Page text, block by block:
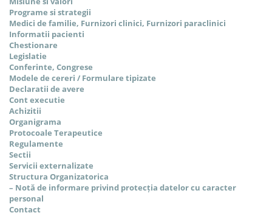
Programe si strategii
Medici de familie, Furnizori clinici, Furnizori paraclinici
Informatii pacienti
Chestionare
Legislatie
Conferinte, Congrese
Modele de cereri / Formulare tipizate
Declaratii de avere
Cont executie
Achizitii
Organigrama
Protocoale Terapeutice
Regulamente
Sectii
Servicii externalizate
Structura Organizatorica
– Notă de informare privind protecția datelor cu caracter
personal
Contact